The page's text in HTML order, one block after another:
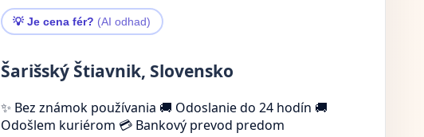
💡 Je cena fér? (AI odhad)
Šarišský Štiavnik, Slovensko
✨ Bez známok používania 🚚 Odoslanie do 24 hodín 🚚
Odošlem kuriérom 💳 Bankový prevod predom